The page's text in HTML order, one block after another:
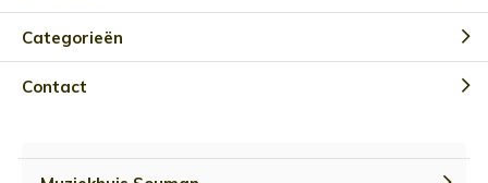
Categorieën
Contact